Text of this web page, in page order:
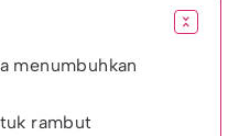
menumbuhkan
rambut